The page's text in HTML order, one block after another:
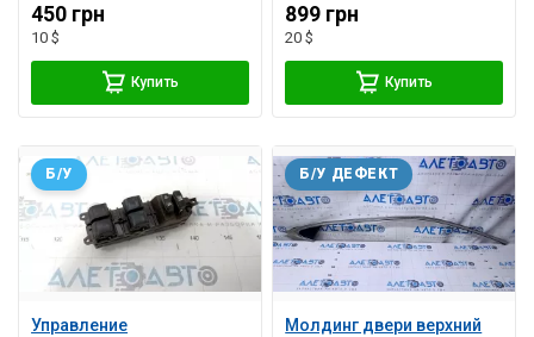
450 грн
10 $
Купить
899 грн
20 $
Купить
Управление
Б/У
Молдинг двери верхний
Б/У ДЕФЕКТ